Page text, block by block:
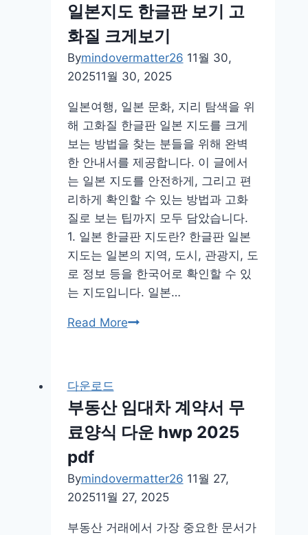
아
이
튠
즈
치
파
일
일본지도 한글판 보기 고
화질 크게보기
Bymindovermatter26 11월 30,
202511월 30, 2025
일본여행, 일본 문화, 지리 탐색을 위
해 고화질 한글판 일본 지도를 크게
보는 방법을 찾는 분들을 위해 완벽
한 안내서를 제공합니다. 이 글에서
는 일본 지도를 안전하게, 그리고 편
리하게 확인할 수 있는 방법과 고화
질로 보는 팁까지 모두 담았습니다.
1. 일본 한글판 지도란? 한글판 일본
지도는 일본의 지역, 도시, 관광지, 도
로 정보 등을 한국어로 확인할 수 있
는 지도입니다. 일본…
Read More일
글
판
고
화
질
다운로드
부동산 임대차 계약서 무
료양식 다운 hwp 2025
pdf
Bymindovermatter26 11월 27,
202511월 27, 2025
부동산 거래에서 가장 중요한 문서가